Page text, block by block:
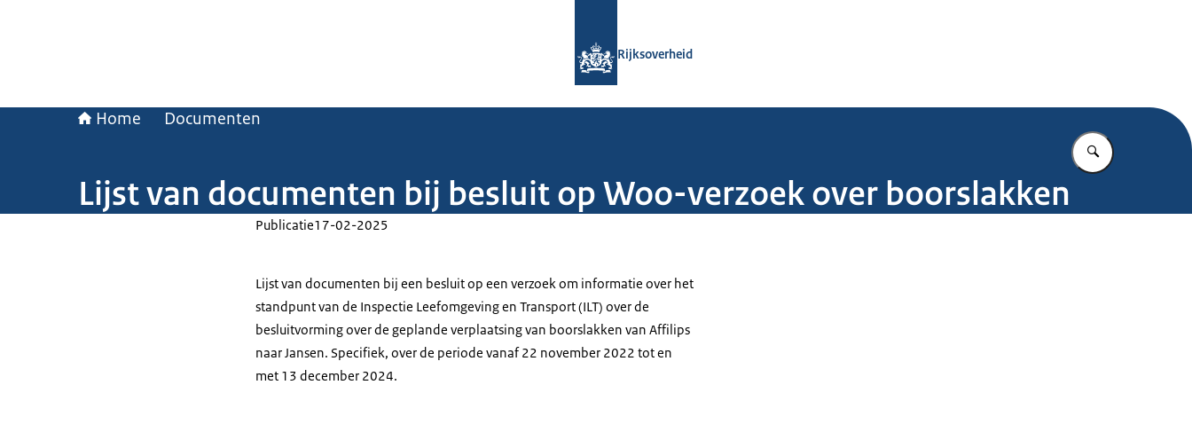
Rijksoverheid
Home Documenten
Vul in wat u
Lijst van documenten bij besluit op Woo-verzoek over boorslakken
Publicatie17-02-2025
Lijst van documenten bij een besluit op een verzoek om informatie over het
standpunt van de Inspectie Leefomgeving en Transport (ILT) over de
besluitvorming over de geplande verplaatsing van boorslakken van Affilips
naar Jansen. Specifiek, over de periode vanaf 22 november 2022 tot en
met 13 december 2024.